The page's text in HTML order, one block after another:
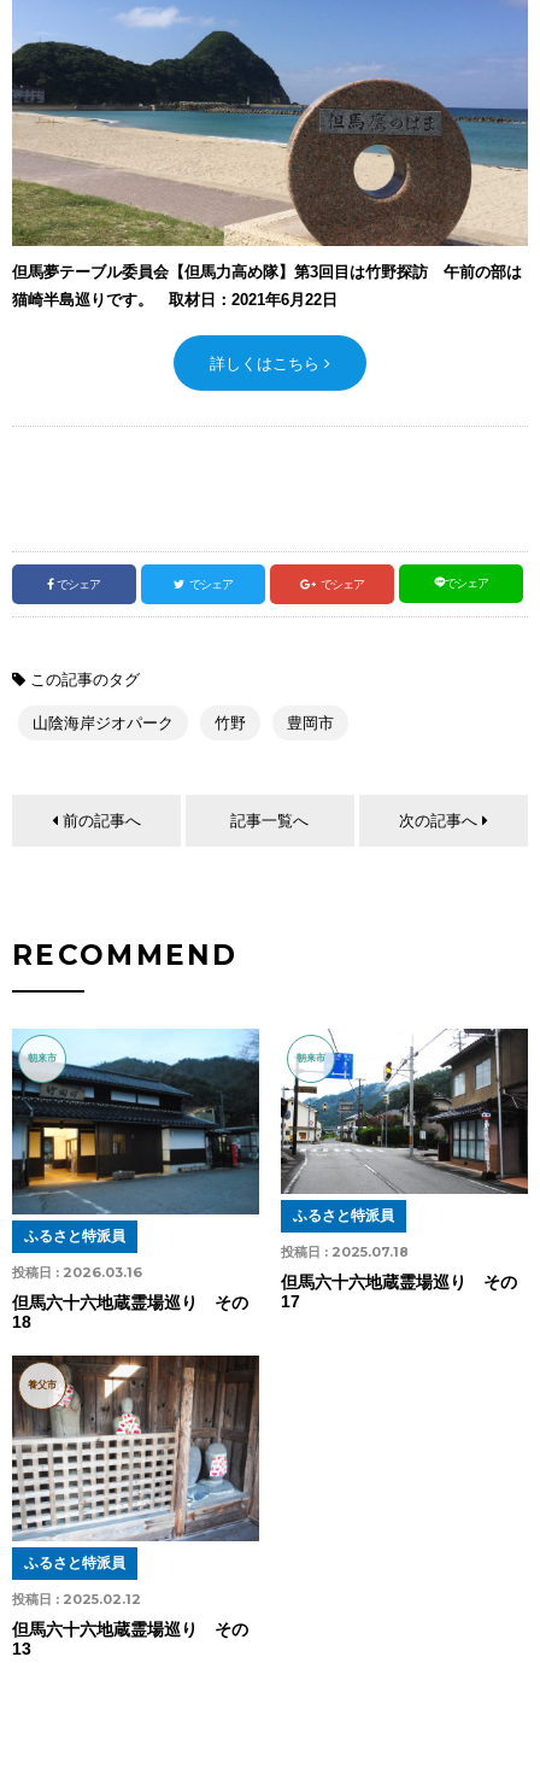
但馬夢テーブル委員会【但馬力高め隊】第3回目は竹野探訪 午前の部は
猫崎半島巡りです。 取材日：2021年6月22日
詳しくはこちら
でシェア でシェア でシェア でシェア
この記事のタグ
山陰海岸ジオパーク 竹野 豊岡市
前の記事へ 記事一覧へ 次の記事へ
RECOMMEND
朝来市
投稿日 : 2026.03.16
ふるさと特派員
但馬六十六地蔵霊場巡り その
18
朝来市
投稿日 : 2025.07.18
ふるさと特派員
但馬六十六地蔵霊場巡り その
17
養父市
投稿日 : 2025.02.12
ふるさと特派員
但馬六十六地蔵霊場巡り その
13